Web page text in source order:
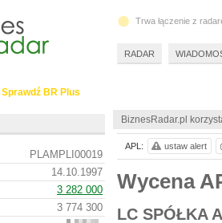
BiznesRadar.pl
Wycena
LC SPÓŁKA
APL: ustaw alert
Sprawdź BR Plus
PLAMPLI00019
14.10.1997
3 282 000
3 774 300
Trwa łączenie z
RADAR